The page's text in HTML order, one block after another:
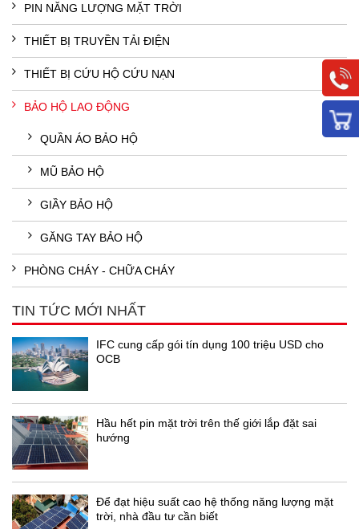
PIN NĂNG LƯỢNG MẶT TRỜI
THIẾT BỊ TRUYỀN TẢI ĐIỆN
THIẾT BỊ CỨU HỘ CỨU NẠN
BẢO HỘ LAO ĐỘNG
QUẦN ÁO BẢO HỘ
MŨ BẢO HỘ
GIẦY BẢO HỘ
GĂNG TAY BẢO HỘ
PHÒNG CHÁY - CHỮA CHÁY
TIN TỨC MỚI NHẤT
IFC cung cấp gói tín dụng 100 triệu USD cho
OCB
Hầu hết pin mặt trời trên thế giới lắp đặt sai
hướng
Để đạt hiệu suất cao hệ thống năng lượng mặt
trời, nhà đầu tư cần biết